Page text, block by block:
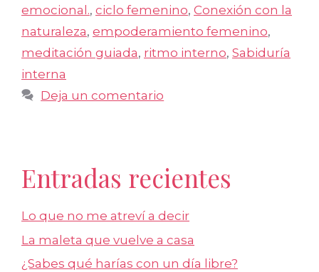
emocional., ciclo femenino, Conexión con la
naturaleza, empoderamiento femenino,
meditación guiada, ritmo interno, Sabiduría
interna
Deja un comentario
Entradas recientes
Lo que no me atreví a decir
La maleta que vuelve a casa
¿Sabes qué harías con un día libre?